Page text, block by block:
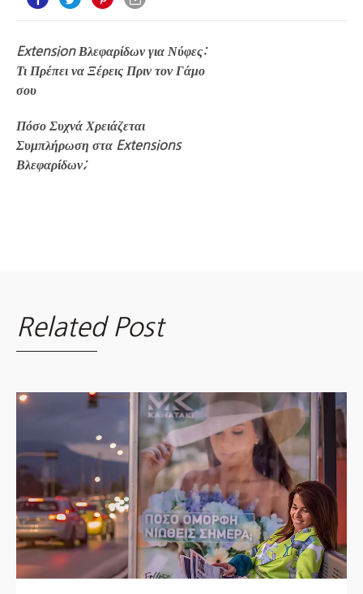
Πλοήγηση
άρθρων
Extension Βλεφαρίδων για Νύφες:
Τι Πρέπει να Ξέρεις Πριν τον Γάμο
σου
Πόσο Συχνά Χρειάζεται
Συμπλήρωση στα Extensions
Βλεφαρίδων;
Related Post